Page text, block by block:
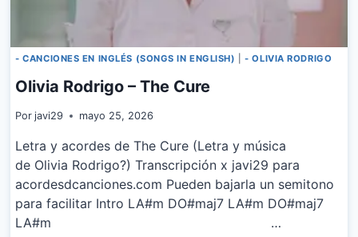
- CANCIONES EN INGLÉS (SONGS IN ENGLISH) |- OLIVIA RODRIGO
Olivia Rodrigo – The Cure
Por javi29 mayo 25, 2026
Letra y acordes de The Cure (Letra y música
de Olivia Rodrigo?) Transcripción x javi29 para
acordesdcanciones.com Pueden bajarla un semitono
para facilitar Intro LA#m DO#maj7 LA#m DO#maj7
LA#m …